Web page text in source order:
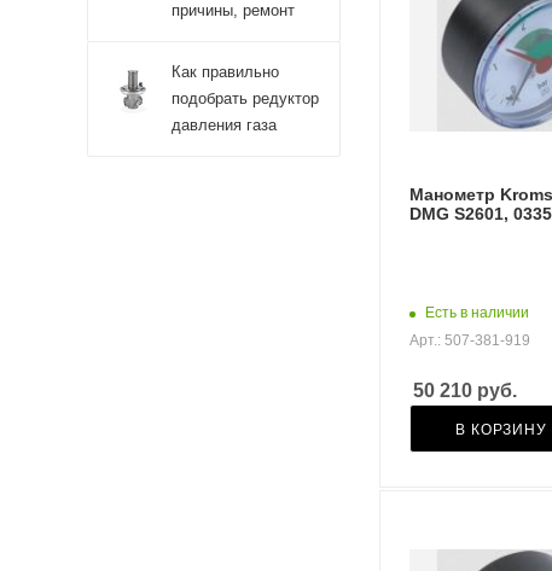
Манометр
DMG S2601,
Есть в наличии
Арт.: 507-381-919
50 210 руб.
В КОРЗИНУ
причины, ремонт
Как правильно
подобрать редуктор
давления газа